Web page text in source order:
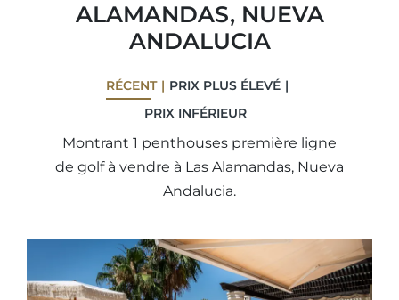
ALAMANDAS, NUEVA
ANDALUCIA
RÉCENT
PRIX ​​PLUS ÉLEVÉ
PRIX ​​INFÉRIEUR
Montrant 1 penthouses première ligne
de golf à vendre à Las Alamandas, Nueva
Andalucia.